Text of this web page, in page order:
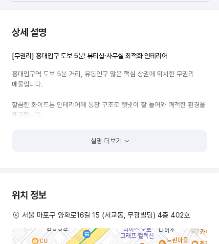
상세 설명
[무권리] 홍대입구 도보 5분! 뷰티샵·사무실 최적화 인테리어
홍대입구역 도보 5분 거리, 유동인구 많은 핵심 상권에 위치한 무권리
매물입니다.
깔끔한 화이트톤 인테리어에 통창 구조로 햇빛이 잘 들어와 쾌적한 환경을
제공합니다.
공간이 필요한 업종에 적합합니다.
몸만 들어오면 바로 운영 가능한 상태입니다.
뷰티샵, 네일, 왁싱, 반영구, 테라피샵, 1인 사무실 등 다양한 업종에
적합합니다.
설명 더보기
위치 정보
서울 마포구 양화로16길 15 (서교동, 무광빌딩) 4층 402호